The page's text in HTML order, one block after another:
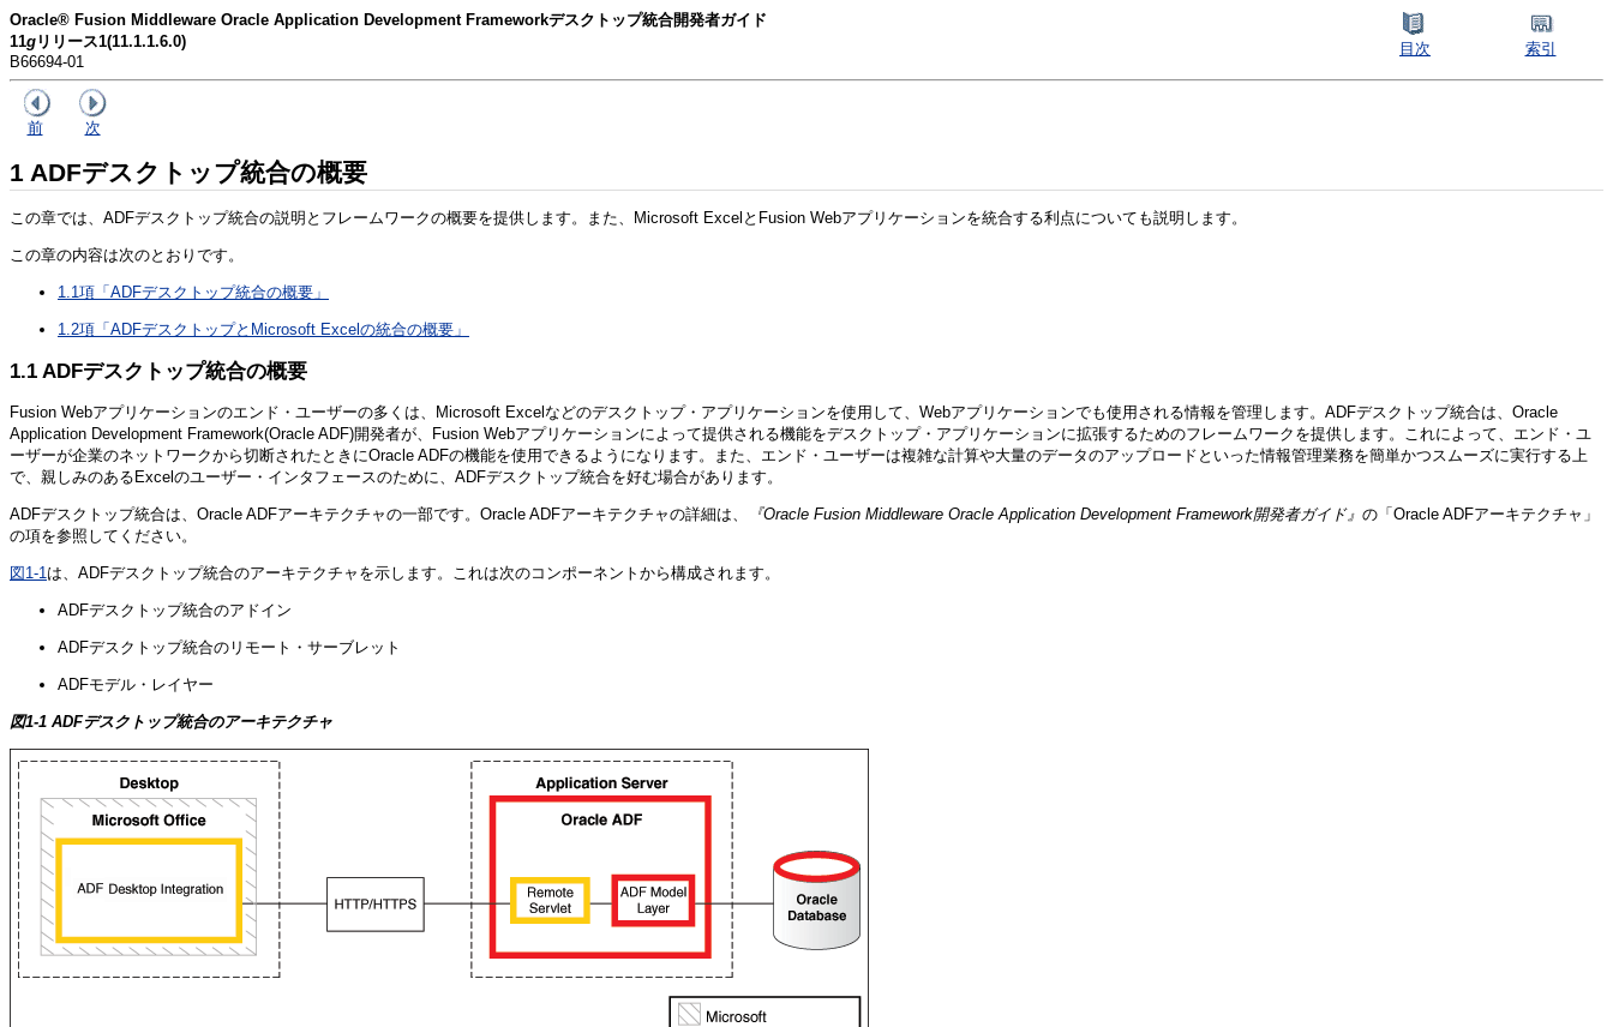
Oracle® Fusion Middleware Oracle Application Development Frameworkデスクトップ統合開発者ガイド
11g リリース1(11.1.1.6.0)
B66694-01
目次 索引
前 次
1 ADFデスクトップ統合の概要
この章では、ADFデスクトップ統合の説明とフレームワークの概要を提供します。また、Microsoft ExcelとFusion Webアプリケーションを統合する利点についても説明します。
この章の内容は次のとおりです。
1.1項「ADFデスクトップ統合の概要」
1.2項「ADFデスクトップとMicrosoft Excelの統合の概要」
1.1 ADFデスクトップ統合の概要
Fusion Webアプリケーションのエンド・ユーザーの多くは、Microsoft Excelなどのデスクトップ・アプリケーションを使用して、Webアプリケーションでも使用される情報を管理します。ADFデスクトップ統合は、Oracle
Application Development Framework(Oracle ADF)開発者が、Fusion Webアプリケーションによって提供される機能をデスクトップ・アプリケーションに拡張するためのフレームワークを提供します。これによって、エンド・ユ
ーザーが企業のネットワークから切断されたときにOracle ADFの機能を使用できるようになります。また、エンド・ユーザーは複雑な計算や大量のデータのアップロードといった情報管理業務を簡単かつスムーズに実行する上
で、親しみのあるExcelのユーザー・インタフェースのために、ADFデスクトップ統合を好む場合があります。
ADFデスクトップ統合は、Oracle ADFアーキテクチャの一部です。Oracle ADFアーキテクチャの詳細は、 『Oracle Fusion Middleware Oracle Application Development Framework開発者ガイド』 の「Oracle ADFアーキテクチャ」
の項を参照してください。
図1-1 は、­ADFデスクトップ統合のアーキテクチャを示します。これは次のコンポーネントから構成されます。
ADFデスクトップ統合のアドイン
ADFデスクトップ統合のリモート・サーブレット
ADFモデル・レイヤー
図1-1 ADFデスクトップ統合のアーキテクチャ